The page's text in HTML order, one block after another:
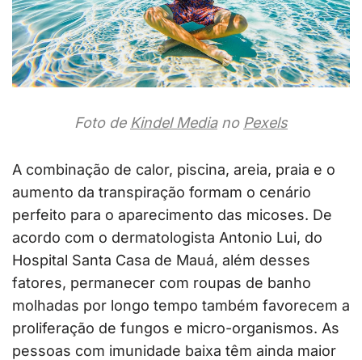
Foto de Kindel Mediano Pexels
A combinação de calor, piscina, areia, praia e o
aumento da transpiração formam o cenário
perfeito para o aparecimento das micoses. De
acordo com o dermatologista Antonio Lui, do
Hospital Santa Casa de Mauá, além desses
fatores, permanecer com roupas de banho
molhadas por longo tempo também favorecem a
proliferação de fungos e micro-organismos. As
pessoas com imunidade baixa têm ainda maior